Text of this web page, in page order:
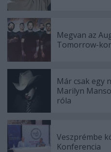
Megvan az
Tomorrow-
Már csak egy
Marilyn
róla
Veszprémbe
Konferencia